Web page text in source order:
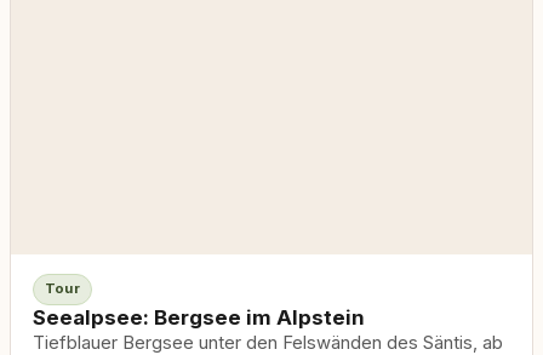
Tour
Seealpsee: Bergsee im Alpstein
Tiefblauer Bergsee unter den Felswänden des Säntis, ab